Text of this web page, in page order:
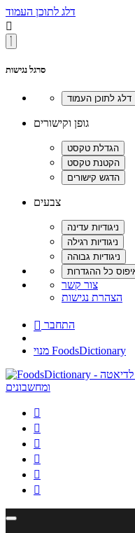
דלג לתוכן העמוד

סרגל נגישות
גופן וקישורים
צבעים
צור קשר
הצהרת נגישות
 התחבר
מנוי FoodsDictionary





